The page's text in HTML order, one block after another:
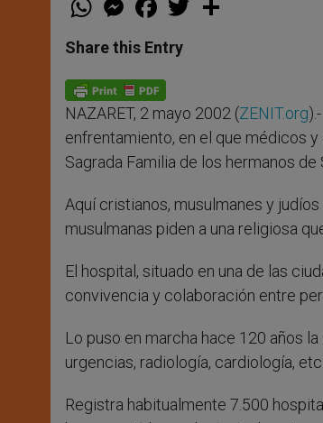
t
s
p
p
e
s
e
g
e
r
a
e
b
o
k
w
Share this Entry
NAZARET, 2 mayo 2002 (ZENIT.org
enfrentamiento, en el que médicos
Sagrada Familia de los hermanos de
Aquí cristianos, musulmanes y
musulmanas piden a una religiosa
El hospital, situado en una de las
convivencia y colaboración entre
Lo puso en marcha hace 120 años
urgencias, radiología, cardiología,
Registra habitualmente 7.500